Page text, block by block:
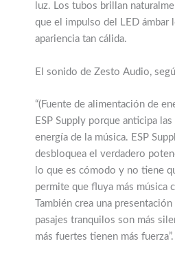
luz. Los tubos brillan
que el impulso del LED ámbar
apariencia tan cálida.
El sonido de Zesto Audio,
“(Fuente de alimentación de
ESP Supply porque anticipa
energía de la música. ESP
desbloquea el verdadero
lo que es cómodo y no tiene
permite que fluya más música
También crea una
pasajes tranquilos son más
más fuertes tienen más fuerza”.